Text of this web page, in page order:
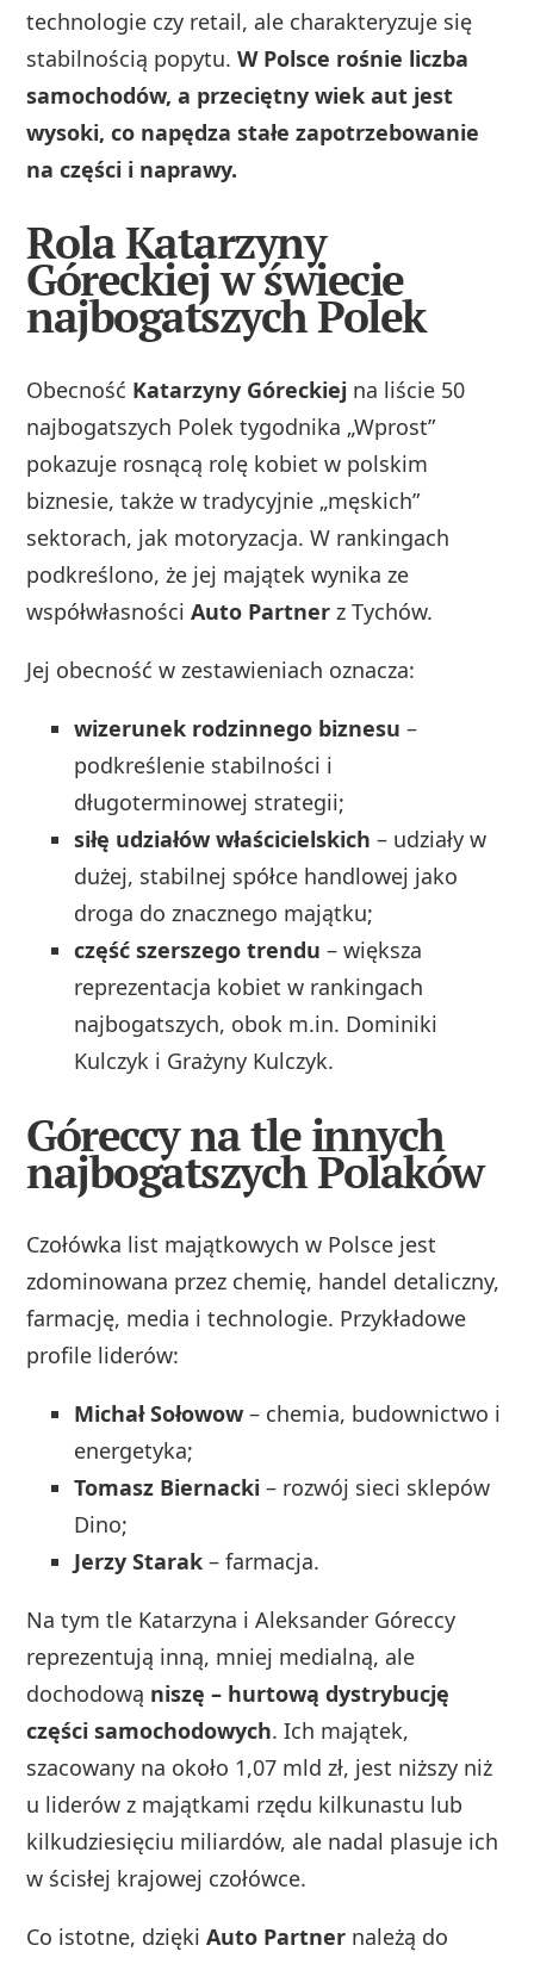
technologie czy retail, ale charakteryzuje się
stabilnością popytu.W Polsce rośnie liczba
samochodów, a przeciętny wiek aut jest
wysoki, co napędza stałe zapotrzebowanie
na części i naprawy.
Rola Katarzyny
Góreckiej w świecie
najbogatszych Polek
Obecność Katarzyny Góreckiej na liście 50
najbogatszych Polek tygodnika „Wprost”
pokazuje rosnącą rolę kobiet w polskim
biznesie, także w tradycyjnie „męskich”
sektorach, jak motoryzacja. W rankingach
podkreślono, że jej majątek wynika ze
współwłasnościAuto Partner z Tychów.
Jej obecność w zestawieniach oznacza:
wizerunek rodzinnego biznesu –
podkreślenie stabilności i
długoterminowej strategii;
siłę udziałów właścicielskich – udziały w
dużej, stabilnej spółce handlowej jako
droga do znacznego majątku;
część szerszego trendu – większa
reprezentacja kobiet w rankingach
najbogatszych, obok m.in. Dominiki
Kulczyk i Grażyny Kulczyk.
Góreccy na tle innych
najbogatszych Polaków
Czołówka list majątkowych w Polsce jest
zdominowana przez chemię, handel detaliczny,
farmację, media i technologie. Przykładowe
profile liderów:
Michał Sołowow – chemia, budownictwo i
energetyka;
Tomasz Biernacki – rozwój sieci sklepów
Dino;
Jerzy Starak – farmacja.
Na tym tle Katarzyna i Aleksander Góreccy
reprezentują inną, mniej medialną, ale
dochodową niszę – hurtową dystrybucję
części samochodowych. Ich majątek,
szacowany na około 1,07 mld zł, jest niższy niż
u liderów z majątkami rzędu kilkunastu lub
kilkudziesięciu miliardów, ale nadal plasuje ich
w ścisłej krajowej czołówce.
Co istotne, dziękiAuto Partner należą do